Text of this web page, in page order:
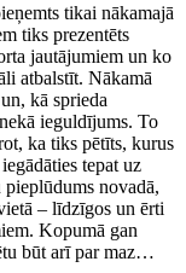
tikai nākamajā
tiks prezentēts
jautājumiem un ko
atbalstīt. Nākamā
kā sprieda
ieguldījums. To
ka tiks pētīts, kurus
tepat uz
novadā,
– līdzīgos un ērti
Kopumā gan
būt arī par maz…